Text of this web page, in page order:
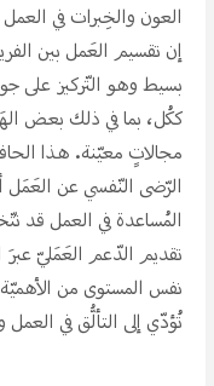
العون والخِبرات في
إن تقسيم العَمل بين
بسيط وهو التّركيز على
ككُل، بما في ذلك بعض
مجالاتِِ معيّنة. هذا
الرّضى النّفسي عن العَمَل
المُساعدة في العمل قد
تقديم الدّعم العَمَليّ
نفس المستوى من
تُؤدّي إلى التألُّق في